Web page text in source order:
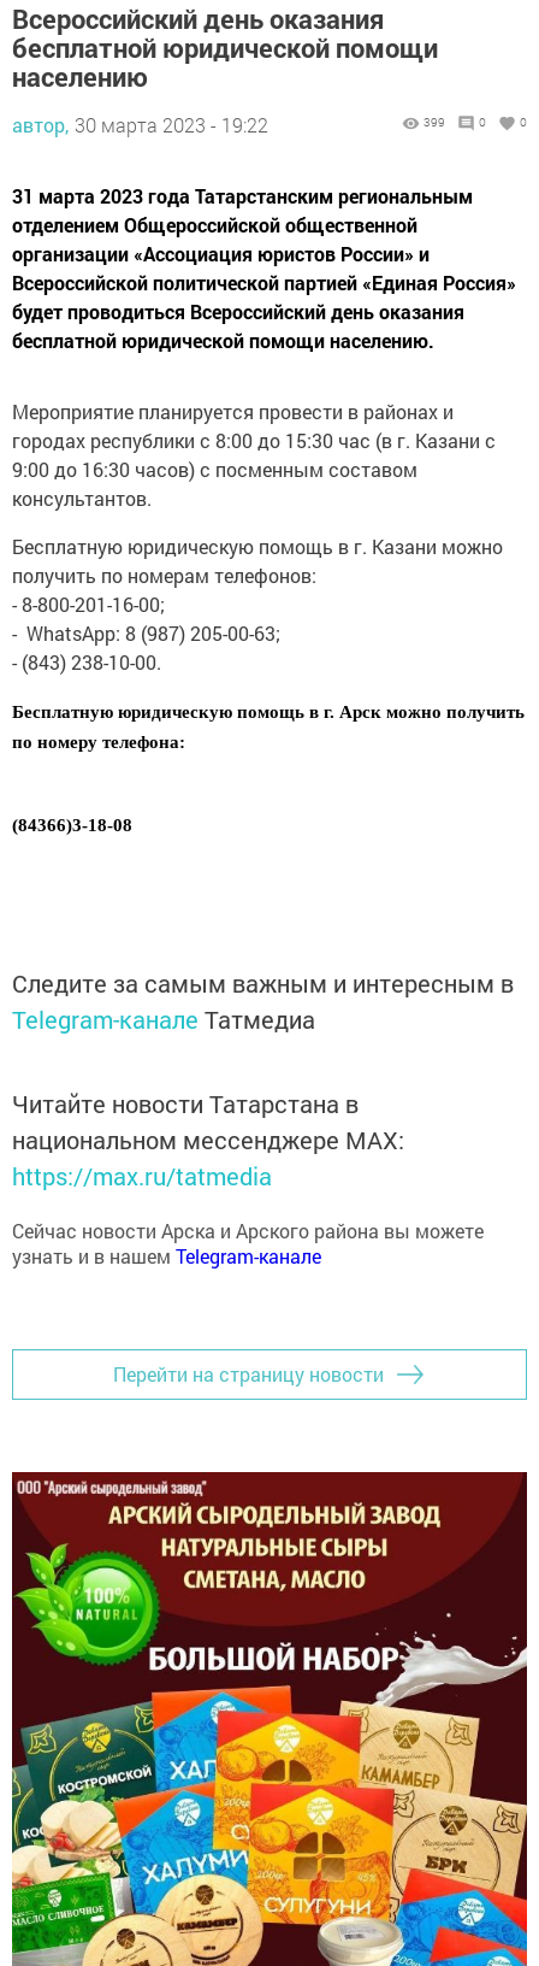
Всероссийский день оказания
бесплатной юридической помощи
населению
автор, 30 марта 2023 - 19:22 399 0 0
31 марта 2023 года Татарстанским региональным
отделением Общероссийской общественной
организации «Ассоциация юристов России» и
Всероссийской политической партией «Единая Россия»
будет проводиться Всероссийский день оказания
бесплатной юридической помощи населению.
Мероприятие планируется провести в районах и
городах республики с 8:00 до 15:30 час (в г. Казани с
9:00 до 16:30 часов) с посменным составом
консультантов.
Бесплатную юридическую помощь в г. Казани можно
получить по номерам телефонов:
- 8-800-201-16-00;
- WhatsApp: 8 (987) 205-00-63;
- (843) 238-10-00.
Бесплатную юридическую помощь в г. Арск можно получить
по номеру телефона:
(84366)3-18-08
Следите за самым важным и интересным в
Telegram-канале Татмедиа
Читайте новости Татарстана в
национальном мессенджере MАХ:
https://max.ru/tatmedia
Сейчас новости Арска и Арского района вы можете
узнать и в нашем Telegram-канале
Перейти на страницу новости